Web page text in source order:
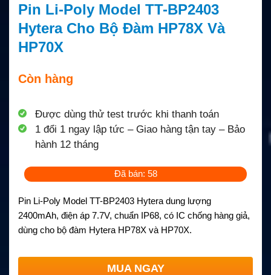
Pin Li-Poly Model TT-BP2403
Hytera Cho Bộ Đàm HP78X Và
HP70X
Còn hàng
Được dùng thử test trước khi thanh toán
1 đổi 1 ngay lập tức – Giao hàng tận tay – Bảo
hành 12 tháng
Đã bán: 58
Pin Li-Poly Model TT-BP2403 Hytera dung lượng
2400mAh, điện áp 7.7V, chuẩn IP68, có IC chống hàng giả,
dùng cho bộ đàm Hytera HP78X và HP70X.
MUA NGAY